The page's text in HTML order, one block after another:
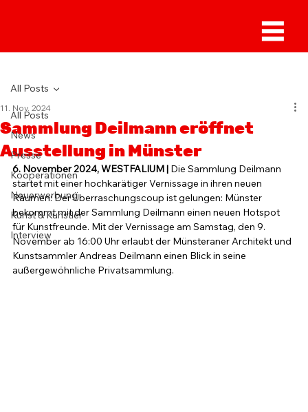
All Posts
News
Presse
Kooperationen
Neuerwerbung
Kunst & Künstler
Interview
All Posts
Sammlung Deilmann eröffnet
Ausstellung in Münster
11. Nov. 2024
6. November 2024, WESTFALIUM | Die Sammlung Deilmann
startet mit einer hochkarätiger Vernissage in ihren neuen
Räumen: Der Überraschungscoup ist gelungen: Münster
bekommt mit der Sammlung Deilmann einen neuen Hotspot
für Kunstfreunde. Mit der Vernissage am Samstag, den 9.
November ab 16:00 Uhr erlaubt der Münsteraner Architekt und
Kunstsammler Andreas Deilmann einen Blick in seine
außergewöhnliche Privatsammlung.